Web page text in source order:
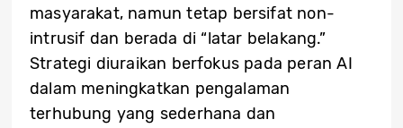
masyarakat, namun tetap bersifat non-
intrusif dan berada di “latar belakang.”
Strategi diuraikan berfokus pada peran AI
dalam meningkatkan pengalaman
terhubung yang sederhana dan